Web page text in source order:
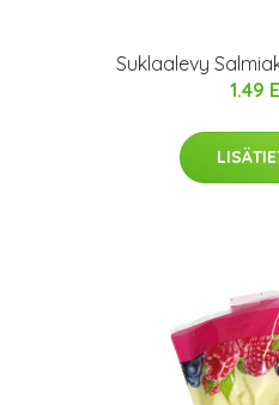
Suklaalevy
1.49